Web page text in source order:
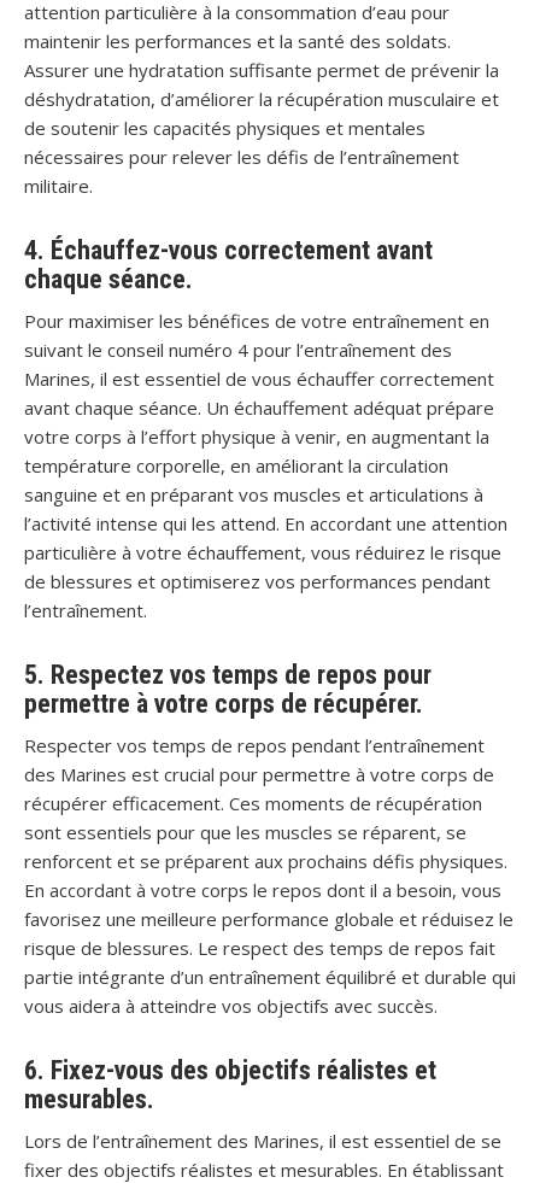
attention particulière à la consommation d’eau pour
maintenir les performances et la santé des soldats.
Assurer une hydratation suffisante permet de prévenir la
déshydratation, d’améliorer la récupération musculaire et
de soutenir les capacités physiques et mentales
nécessaires pour relever les défis de l’entraînement
militaire.
4. Échauffez-vous correctement avant
chaque séance.
Pour maximiser les bénéfices de votre entraînement en
suivant le conseil numéro 4 pour l’entraînement des
Marines, il est essentiel de vous échauffer correctement
avant chaque séance. Un échauffement adéquat prépare
votre corps à l’effort physique à venir, en augmentant la
température corporelle, en améliorant la circulation
sanguine et en préparant vos muscles et articulations à
l’activité intense qui les attend. En accordant une attention
particulière à votre échauffement, vous réduirez le risque
de blessures et optimiserez vos performances pendant
l’entraînement.
5. Respectez vos temps de repos pour
permettre à votre corps de récupérer.
Respecter vos temps de repos pendant l’entraînement
des Marines est crucial pour permettre à votre corps de
récupérer efficacement. Ces moments de récupération
sont essentiels pour que les muscles se réparent, se
renforcent et se préparent aux prochains défis physiques.
En accordant à votre corps le repos dont il a besoin, vous
favorisez une meilleure performance globale et réduisez le
risque de blessures. Le respect des temps de repos fait
partie intégrante d’un entraînement équilibré et durable qui
vous aidera à atteindre vos objectifs avec succès.
6. Fixez-vous des objectifs réalistes et
mesurables.
Lors de l’entraînement des Marines, il est essentiel de se
fixer des objectifs réalistes et mesurables. En établissant